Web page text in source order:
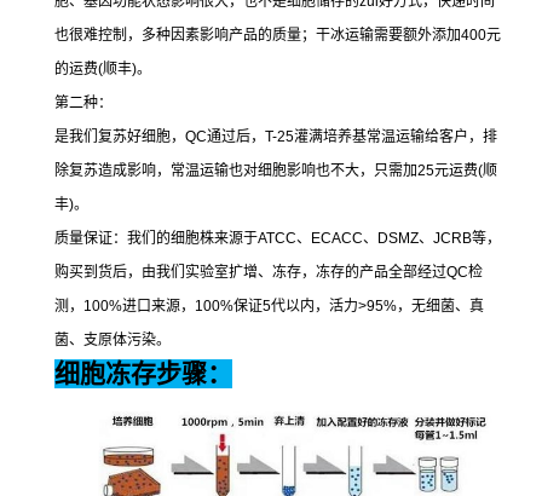
也很难控制，多种因素影响产品的质量；干冰运输需要额外添加400元
的运费(顺丰)。
第二种：
是我们复苏好细胞， QC通过后， T-25灌满培养基常温运输给客户，排
除复苏造成影响，常温运输也对细胞影响也不大，只需加25元运费(顺
丰)。
质量保证：我们的细胞株来源于ATCC、 ECACC、 DSMZ、 JCRB等，
购买到货后，由我们实验室扩增、冻存，冻存的产品全部经过QC检
测， 100%进口来源， 100%保证5代以内，活力>95%，无细菌、真
菌、支原体污染。
细胞冻存步骤：